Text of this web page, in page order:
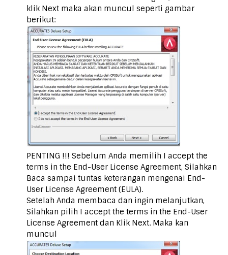
klik Next maka akan muncul seperti gambar
berikut:
PENTING !!! Sebelum Anda memilih I accept the
terms in the End-User License Agreement, Silahkan
Baca sampai tuntas keterangan mengenai End-
User License Agreement (EULA).
Setelah Anda membaca dan ingin melanjutkan,
Silahkan pilih I accept the terms in the End-User
License Agreement dan Klik Next. Maka kan
muncul